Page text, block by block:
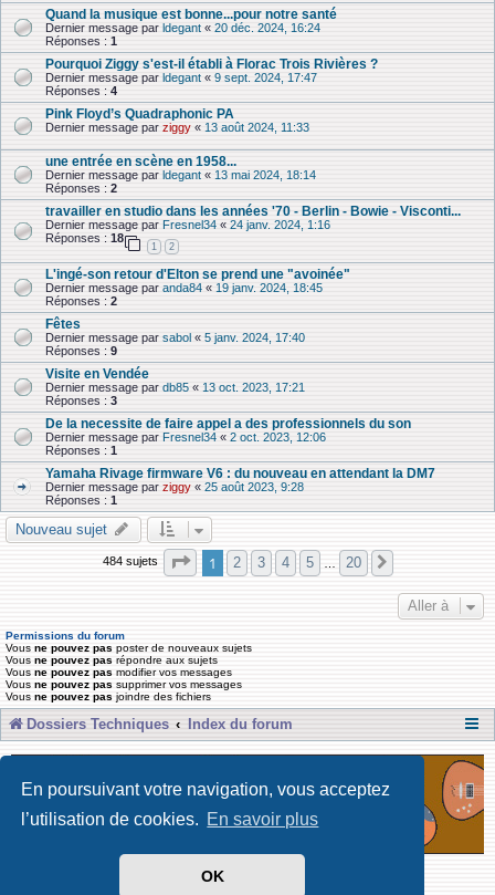
En poursuivant votre navigation, vous acceptez
l’utilisation de cookies. En savoir plus
OK
Quand la musique est bonne...pour notre santé
Dernier message par ldegant « 20 déc. 2024, 16:24
Réponses : 1
Pourquoi Ziggy s'est-il établi à Florac Trois Rivières ?
Dernier message par ldegant « 9 sept. 2024, 17:47
Réponses : 4
Pink Floyd’s Quadraphonic PA
Dernier message par ziggy « 13 août 2024, 11:33
une entrée en scène en 1958...
Dernier message par ldegant « 13 mai 2024, 18:14
Réponses : 2
travailler en studio dans les années '70 - Berlin - Bowie - Visconti...
Dernier message par Fresnel34 « 24 janv. 2024, 1:16
Réponses : 18
1 2
L'ingé-son retour d'Elton se prend une "avoinée"
Dernier message par anda84 « 19 janv. 2024, 18:45
Réponses : 2
Fêtes
Dernier message par sabol « 5 janv. 2024, 17:40
Réponses : 9
Visite en Vendée
Dernier message par db85 « 13 oct. 2023, 17:21
Réponses : 3
De la necessite de faire appel a des professionnels du son
Dernier message par Fresnel34 « 2 oct. 2023, 12:06
Réponses : 1
Yamaha Rivage firmware V6 : du nouveau en attendant la DM7
Dernier message par ziggy « 25 août 2023, 9:28
Réponses : 1
Nouveau sujet
484 sujets Page 1sur20
1 2 3 4 5 20
Aller à
Permissions du forum
Vous ne pouvez pas poster de nouveaux sujets
Vous ne pouvez pas répondre aux sujets
Vous ne pouvez pas modifier vos messages
Vous ne pouvez pas supprimer vos messages
Vous ne pouvez pas joindre des fichiers
Dossiers Techniques Index du forum
Développé par Forum Software © phpBB Limited